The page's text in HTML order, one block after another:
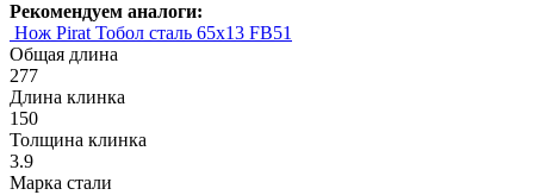
Рекомендуем аналоги:
Нож Pirat Тобол сталь 65х13 FB51
Общая длина
277
Длина клинка
150
Толщина клинка
3.9
Марка стали